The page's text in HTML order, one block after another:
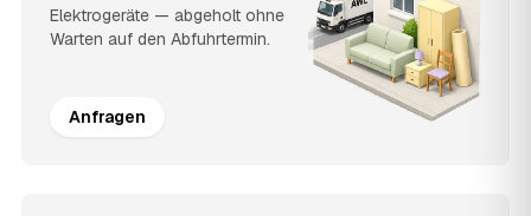
Elektrogeräte — abgeholt ohne
Warten auf den Abfuhrtermin.
Anfragen